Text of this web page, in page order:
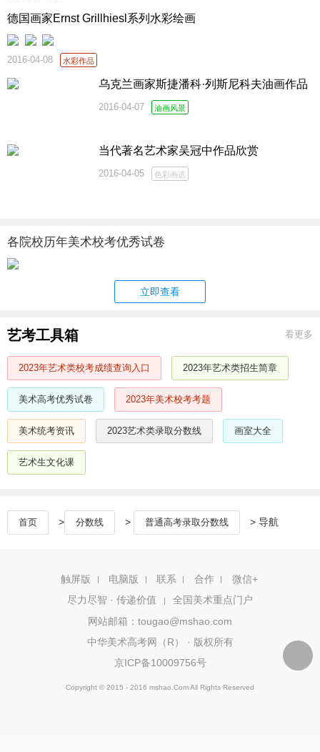
德国画家Ernst Grillhiesl系列水彩绘画
2016-04-08 水彩作品
乌克兰画家斯捷潘科·列斯尼科夫油画作品
2016-04-07 油画风景
当代著名艺术家吴冠中作品欣赏
2016-04-05 色彩画选
各院校历年美术校考优秀试卷
立即查看
看更多
艺考工具箱
2023年艺术类校考成绩查询入口 2023年艺术类招生简章
美术高考优秀试卷 2023年美术校考考题
美术统考资讯 2023艺术类录取分数线 画室大全
艺术生文化课
首页 > 分数线 > 普通高考录取分数线 > 导航
触屏版 电脑版 联系 合作
微信+
尽力尽智 · 传递价值
|
全国美术重点门户
网站邮箱：tougao@mshao.com
中华美术高考网（R） · 版权所有
京ICP备10009756号
Copyright © 2015 - 2016 mshao.Com All Rights Reserved